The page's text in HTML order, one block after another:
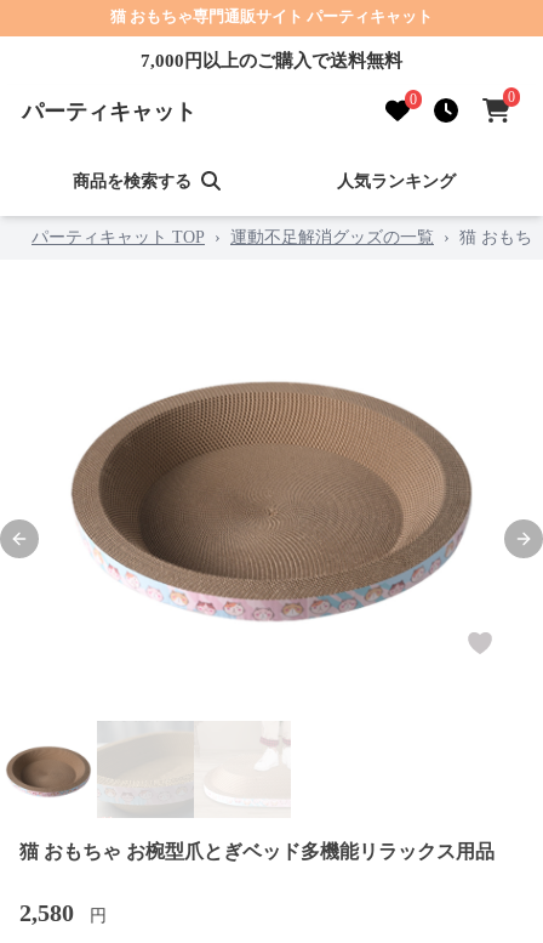
猫 おもちゃ専門通販サイト パーティキャット
7,000円以上のご購入で送料無料
パーティキャット 0 0
商品を検索する 人気ランキング
パーティキャット TOP › 運動不足解消グッズの一覧 › 猫 おもち
Previous slide
猫 おもちゃ お椀型爪とぎベッド多機能リラックス用品
2,580 円